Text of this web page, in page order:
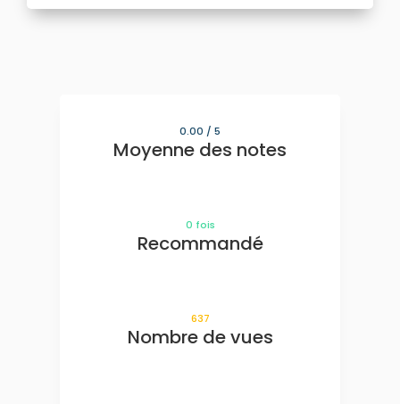
0.00 / 5
Moyenne des notes
0 fois
Recommandé
637
Nombre de vues